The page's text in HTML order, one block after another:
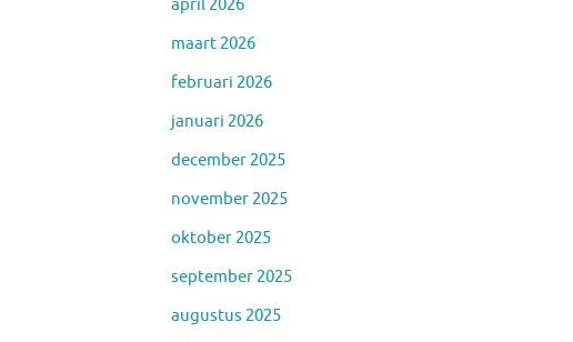
april 2026
maart 2026
februari 2026
januari 2026
december 2025
november 2025
oktober 2025
september 2025
augustus 2025